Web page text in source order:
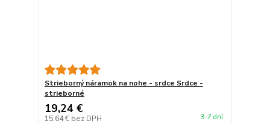
Strieborný náramok na nohe - srdce Srdce -
strieborné
19,24 €
15,64 € bez DPH 3-7 dní